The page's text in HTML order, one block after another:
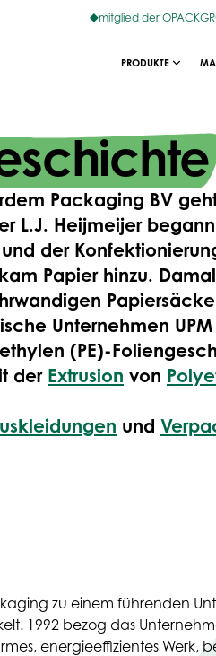
mitglied der
PRODUKTE
Packaging BV
L.J. Heijmeijer
der
Papier hinzu.
Unternehmen
(PE)-
der Extrusion von
und
zu einem führenden
1992 bezog das
energieeffizientes